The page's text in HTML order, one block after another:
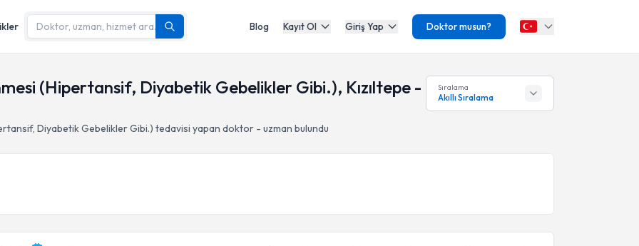
Blog Kayıt Ol Giriş Yap Doktor musun?
(Hipertansif, Diyabetik Gebelikler Gibi.), Kızıltepe -
Diyabetik Gebelikler Gibi.) tedavisi yapan doktor - uzman bulundu
Sıralama
Akıllı Sıralama